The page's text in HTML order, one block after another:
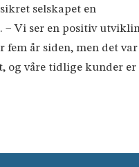
selskapet en
– Vi ser en positiv
år siden, men det
og våre tidlige kunder